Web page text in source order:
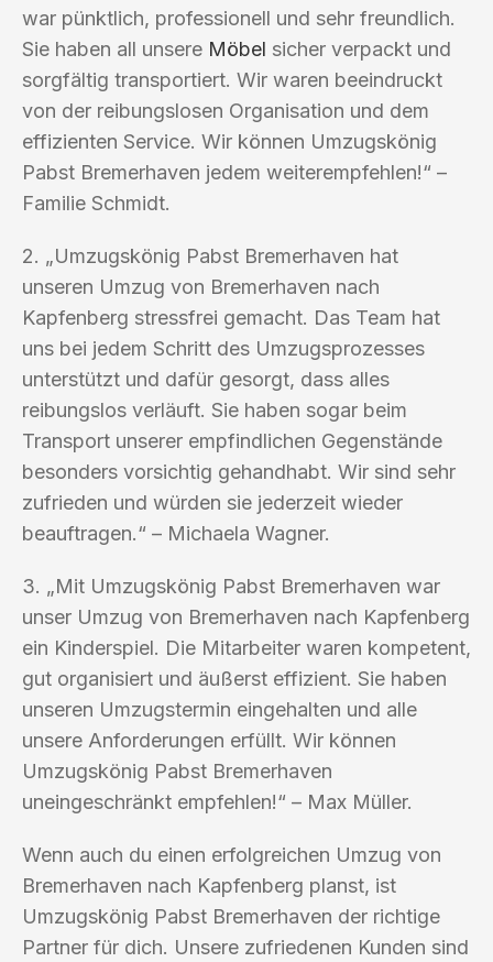
war pünktlich, professionell und sehr freundlich.
Sie haben all unsere Möbel sicher verpackt und
sorgfältig transportiert. Wir waren beeindruckt
von der reibungslosen Organisation und dem
effizienten Service. Wir können Umzugskönig
Pabst Bremerhaven jedem weiterempfehlen!“ –
Familie Schmidt.
2. „Umzugskönig Pabst Bremerhaven hat
unseren Umzug von Bremerhaven nach
Kapfenberg stressfrei gemacht. Das Team hat
uns bei jedem Schritt des Umzugsprozesses
unterstützt und dafür gesorgt, dass alles
reibungslos verläuft. Sie haben sogar beim
Transport unserer empfindlichen Gegenstände
besonders vorsichtig gehandhabt. Wir sind sehr
zufrieden und würden sie jederzeit wieder
beauftragen.“ – Michaela Wagner.
3. „Mit Umzugskönig Pabst Bremerhaven war
unser Umzug von Bremerhaven nach Kapfenberg
ein Kinderspiel. Die Mitarbeiter waren kompetent,
gut organisiert und äußerst effizient. Sie haben
unseren Umzugstermin eingehalten und alle
unsere Anforderungen erfüllt. Wir können
Umzugskönig Pabst Bremerhaven
uneingeschränkt empfehlen!“ – Max Müller.
Wenn auch du einen erfolgreichen Umzug von
Bremerhaven nach Kapfenberg planst, ist
Umzugskönig Pabst Bremerhaven der richtige
Partner für dich. Unsere zufriedenen Kunden sind